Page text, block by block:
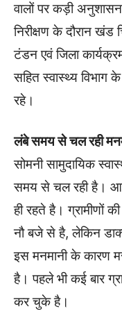
वालों पर कड़ी
निरीक्षण के दौरान खंड
टंडन एवं जिला
सहित स्वास्थ्य विभाग
रहे।
लंबे समय से चल रही
सोमनी सामुदायिक
समय से चल रही है।
ही रहते है। ग्रामीणों
नौ बजे से है, लेकिन
इस मनमानी के कारण
है। पहले भी कई बार
कर चुके है।